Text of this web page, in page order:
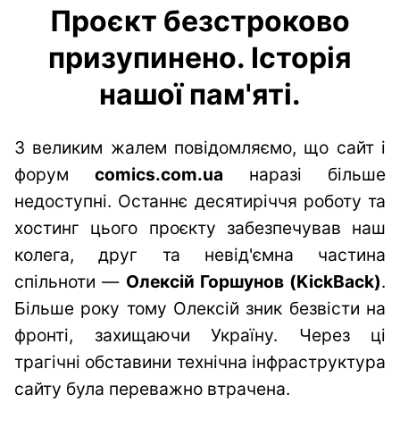
Проєкт безстроково
призупинено. Історія
нашої пам'яті.
З великим жалем повідомляємо, що сайт і
форум comics.com.ua наразі більше
недоступні. Останнє десятиріччя роботу та
хостинг цього проєкту забезпечував наш
колега, друг та невід'ємна частина
спільноти — Олексій Горшунов (KickBack).
Більше року тому Олексій зник безвісти на
фронті, захищаючи Україну. Через ці
трагічні обставини технічна інфраструктура
сайту була переважно втрачена.